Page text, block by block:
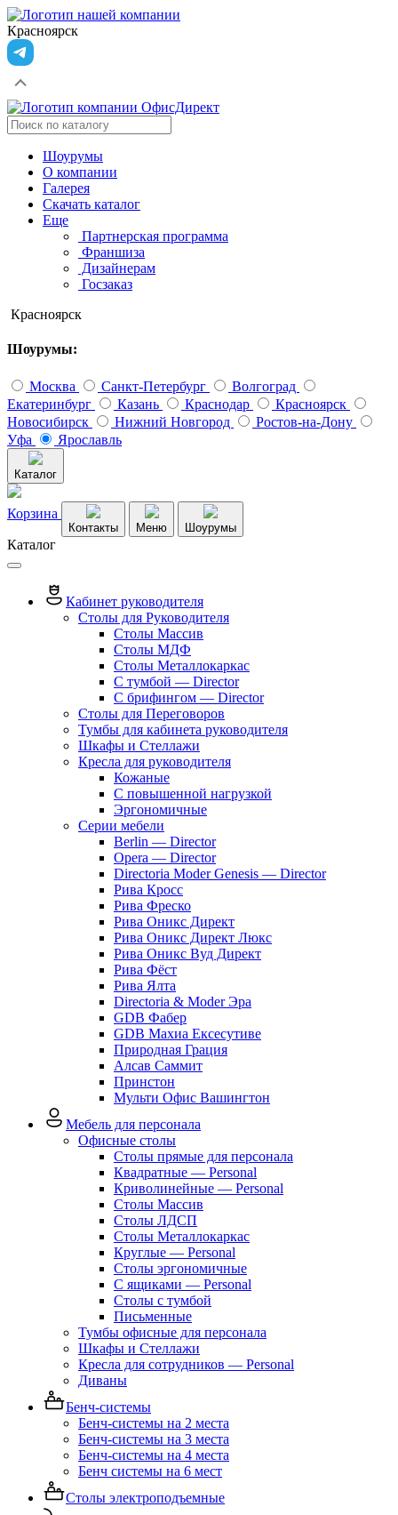
Красноярск
Шоурумы
О компании
Галерея
Скачать каталог
Еще
Партнерская программа
Франшиза
Дизайнерам
Госзаказ
Красноярск
Шоурумы:
Москва Санкт-Петербург
Волгоград
Екатеринбург
Казань Краснодар
Красноярск
Новосибирск
Нижний Новгород
Ростов-на-Дону
Уфа
Ярославль
Каталог
Корзина
Контакты Меню Шоурумы
Каталог
Кабинет руководителя
Столы для Руководителя
Столы Массив
Столы МДФ
Столы Металлокаркас
С тумбой — Director
C брифингом — Director
Столы для Переговоров
Тумбы для кабинета руководителя
Шкафы и Стеллажи
Кресла для руководителя
Кожаные
С повышенной нагрузкой
Эргономичные
Серии мебели
Berlin — Director
Opera — Director
Directoria Moder Genesis — Director
Рива Кросс
Рива Фреско
Рива Оникс Директ
Рива Оникс Директ Люкс
Рива Оникс Вуд Директ
Рива Фёст
Рива Ялта
Directoria & Moder Эра
GDB Фабер
GDB Махиа Ексесутиве
Природная Грация
Алсав Саммит
Принстон
Мульти Офис Вашингтон
Мебель для персонала
Офисные столы
Столы прямые для персонала
Квадратные — Personal
Криволинейные — Personal
Столы Массив
Столы ЛДСП
Столы Металлокаркас
Круглые — Personal
Столы эргономичные
С ящиками — Personal
Столы с тумбой
Письменные
Тумбы офисные для персонала
Шкафы и Стеллажи
Кресла для сотрудников — Personal
Диваны
Бенч-системы
Бенч-системы на 2 места
Бенч-системы на 3 места
Бенч-системы на 4 места
Бенч системы на 6 мест
Столы электроподъемные